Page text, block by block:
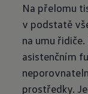
Na přelomu
v podstatě
na umu
asistenčním
prostředky.